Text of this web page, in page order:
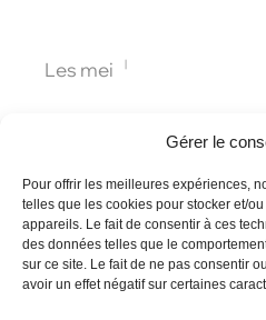
Gérer le
Pour offrir les meilleures expériences,
telles que les cookies pour stocker et/
appareils. Le fait de consentir à ces
des données telles que le
sur ce site. Le fait de ne pas consentir
avoir un effet négatif sur certaines
Les meilleures animations
Quel spectacle original
événement d’entreprise à
Pourquoi le verre
du champagne ?